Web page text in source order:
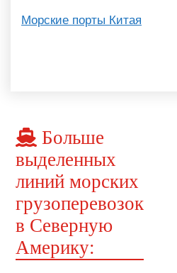
Морские порты Китая
Больше
выделенных
линий морских
грузоперевозок
в Северную
Америку: